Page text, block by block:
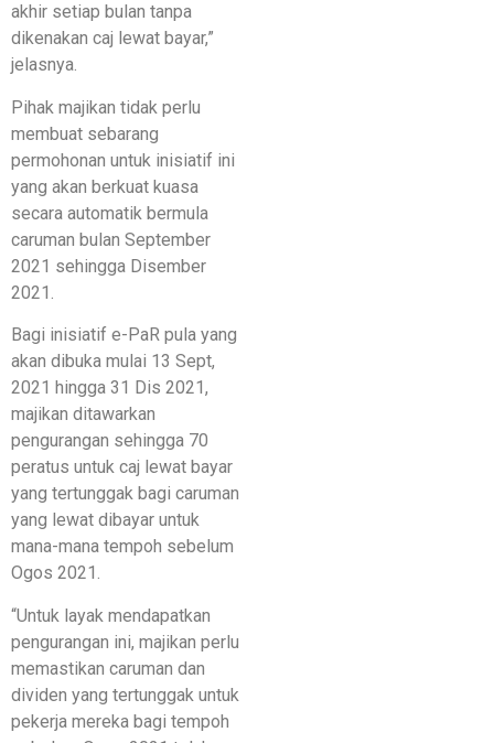
akhir setiap bulan tanpa
dikenakan caj lewat bayar,”
jelasnya.
Pihak majikan tidak perlu
membuat sebarang
permohonan untuk inisiatif ini
yang akan berkuat kuasa
secara automatik bermula
caruman bulan September
2021 sehingga Disember
2021.
Bagi inisiatif e-PaR pula yang
akan dibuka mulai 13 Sept,
2021 hingga 31 Dis 2021,
majikan ditawarkan
pengurangan sehingga 70
peratus untuk caj lewat bayar
yang tertunggak bagi caruman
yang lewat dibayar untuk
mana-mana tempoh sebelum
Ogos 2021.
“Untuk layak mendapatkan
pengurangan ini, majikan perlu
memastikan caruman dan
dividen yang tertunggak untuk
pekerja mereka bagi tempoh